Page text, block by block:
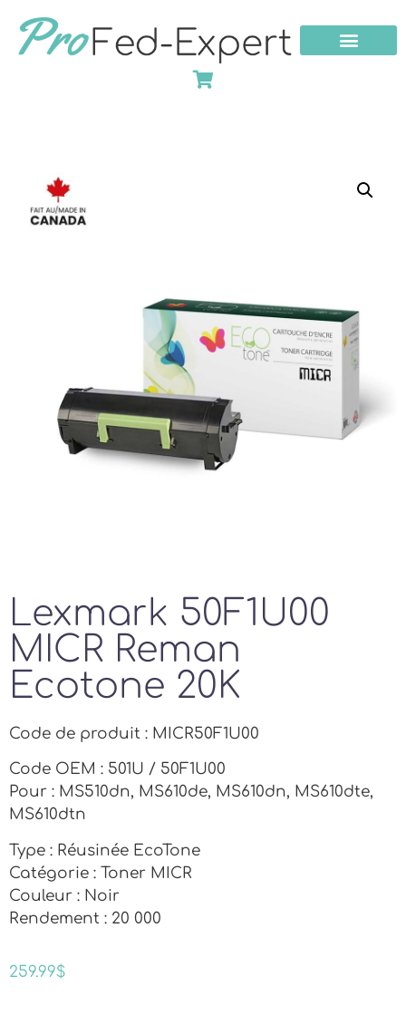
Lexmark 50F1U00
MICR Reman
Ecotone 20K
Code de produit : MICR50F1U00
Code OEM : 501U / 50F1U00
Pour : MS510dn, MS610de, MS610dn, MS610dte,
MS610dtn
Type : Réusinée EcoTone
Catégorie : Toner MICR
Couleur : Noir
Rendement : 20 000
259.99$